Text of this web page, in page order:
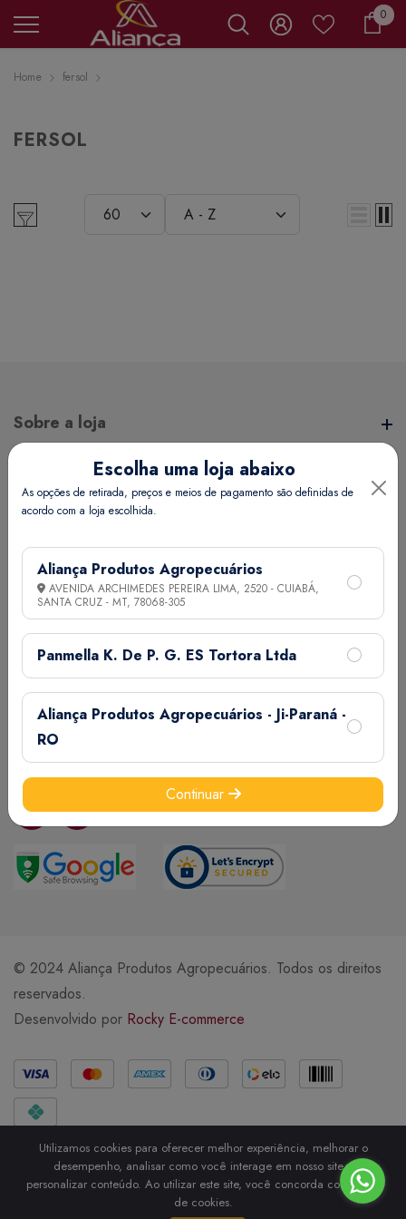
00
Home fersol
FERSOL
Sobre a loja
A Aliança Distribuidora é referência no mercado de
distribuição comercial, mantendo com seus clientes e
realizando assim uma aliança de sucesso.
Endereço da Loja
, - - - ,
Informações
Termos de Uso
Política de Privacidade
Ajuda
Minha Conta
Meus Pedidos
Meus Favoritos
Email:
© 2024 Aliança Produtos Agropecuários. Todos os direitos
reservados.
Desenvolvido por Rocky E-commerce
Métodos de Pagamento
Escolha uma loja abaixo
As opções de retirada, preços e meios de pagamento são definidas de
acordo com a loja escolhida.
Aliança Produtos Agropecuários
AVENIDA ARCHIMEDES PEREIRA LIMA, 2520 - CUIABÁ,
SANTA CRUZ - MT, 78068-305
Panmella K. De P. G. ES Tortora Ltda
Aliança Produtos Agropecuários - Ji-Paraná -
RO
Continuar
Utilizamos cookies para oferecer melhor experiência, melhorar o
desempenho, analisar como você interage em nosso site e
personalizar conteúdo. Ao utilizar este site, você concorda com o uso
de cookies.